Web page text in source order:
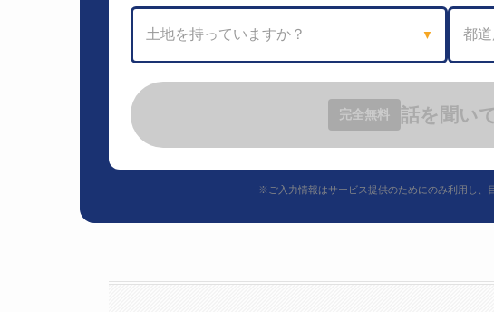
土地を持っていますか？ ▼ 都
完全無料 話を聞い
※ご入力情報はサービス提供のためにのみ利用し、